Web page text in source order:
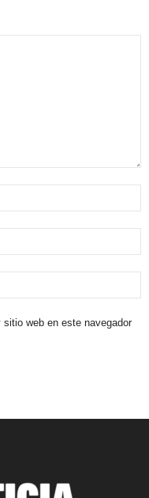
web en este navegador